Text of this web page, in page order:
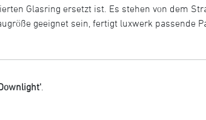
Glasring ersetzt ist. Es stehen von dem
geeignet sein, fertigt luxwerk passende